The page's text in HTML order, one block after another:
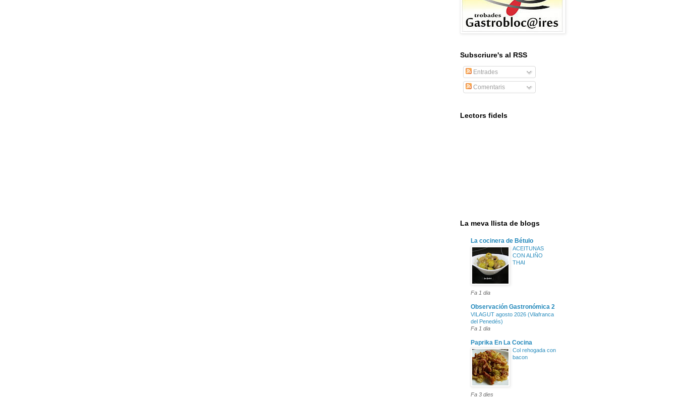
Subscriure's al RSS
Entrades
Comentaris
Lectors fidels
La meva llista de blogs
La cocinera de Bétulo
ACEITUNAS
CON ALIÑO
THAI
Fa 1 dia
Observación Gastronómica 2
VILAGUT agosto 2026 (Vilafranca
del Penedés)
Fa 1 dia
Paprika En La Cocina
Col rehogada con
bacon
Fa 3 dies